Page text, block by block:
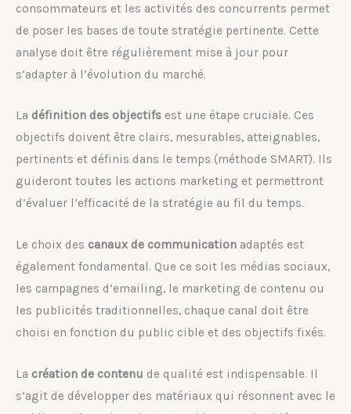
consommateurs et les activités des concurrents permet
de poser les bases de toute stratégie pertinente. Cette
analyse doit être régulièrement mise à jour pour
s’adapter à l’évolution du marché.
La définition des objectifs est une étape cruciale. Ces
objectifs doivent être clairs, mesurables, atteignables,
pertinents et définis dans le temps (méthode SMART). Ils
guideront toutes les actions marketing et permettront
d’évaluer l’efficacité de la stratégie au fil du temps.
Le choix des canaux de communication adaptés est
également fondamental. Que ce soit les médias sociaux,
les campagnes d’emailing, le marketing de contenu ou
les publicités traditionnelles, chaque canal doit être
choisi en fonction du public cible et des objectifs fixés.
La création de contenu de qualité est indispensable. Il
s’agit de développer des matériaux qui résonnent avec le